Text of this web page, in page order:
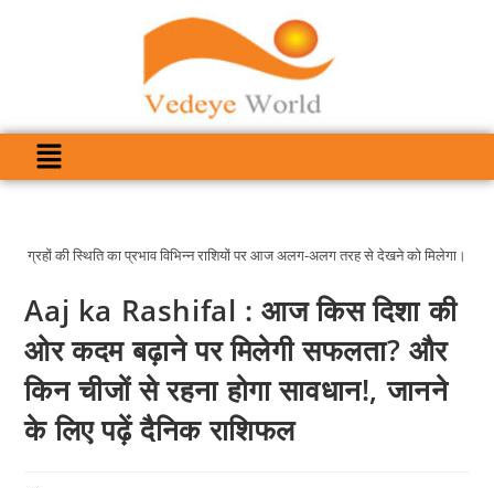
ग्रहों की स्थिति का प्रभाव विभिन्न राशियों पर आज अलग-अलग तरह से देखने को मिलेगा।
Aaj ka Rashifal : आज किस दिशा की
ओर कदम बढ़ाने पर मिलेगी सफलता? और
किन चीजों से रहना होगा सावधान!, जानने
के लिए पढ़ें दैनिक राशिफल